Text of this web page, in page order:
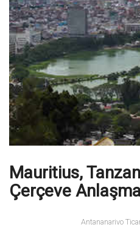
Mauritius,
Çerçeve
Antananarivo